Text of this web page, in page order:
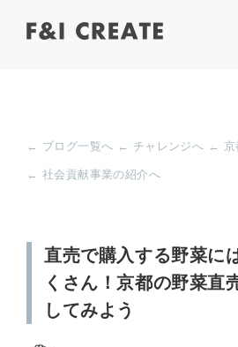
← ブログ一覧へ ← チャレンジへ ← 京
← 社会貢献事業の紹介へ
直売で購入する野菜に
くさん！京都の野菜直
してみよう